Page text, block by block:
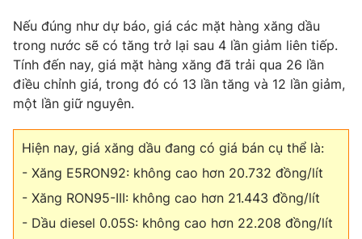
Chất lượng cuộc sống
Tuyển sinh
Học trực tuyến
Công nghệ
Hitech Công nghệ tương lai
Sản phẩm
Thị trường
Tư vấn
Giao lưu trực tuyến
Lịch phát sóng
Emagazine Podcast
Nếu đúng như dự báo, giá các mặt hàng xăng dầu
trong nước sẽ có tăng trở lại sau 4 lần giảm liên tiếp.
Tính đến nay, giá mặt hàng xăng đã trải qua 26 lần
điều chỉnh giá, trong đó có 13 lần tăng và 12 lần giảm,
một lần giữ nguyên.
Hiện nay, giá xăng dầu đang có giá bán cụ thể là:
- Xăng E5RON92: không cao hơn 20.732 đồng/lít
- Xăng RON95-III: không cao hơn 21.443 đồng/lít
- Dầu diesel 0.05S: không cao hơn 22.208 đồng/lít